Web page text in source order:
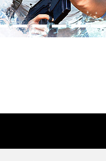
게임시간선택제